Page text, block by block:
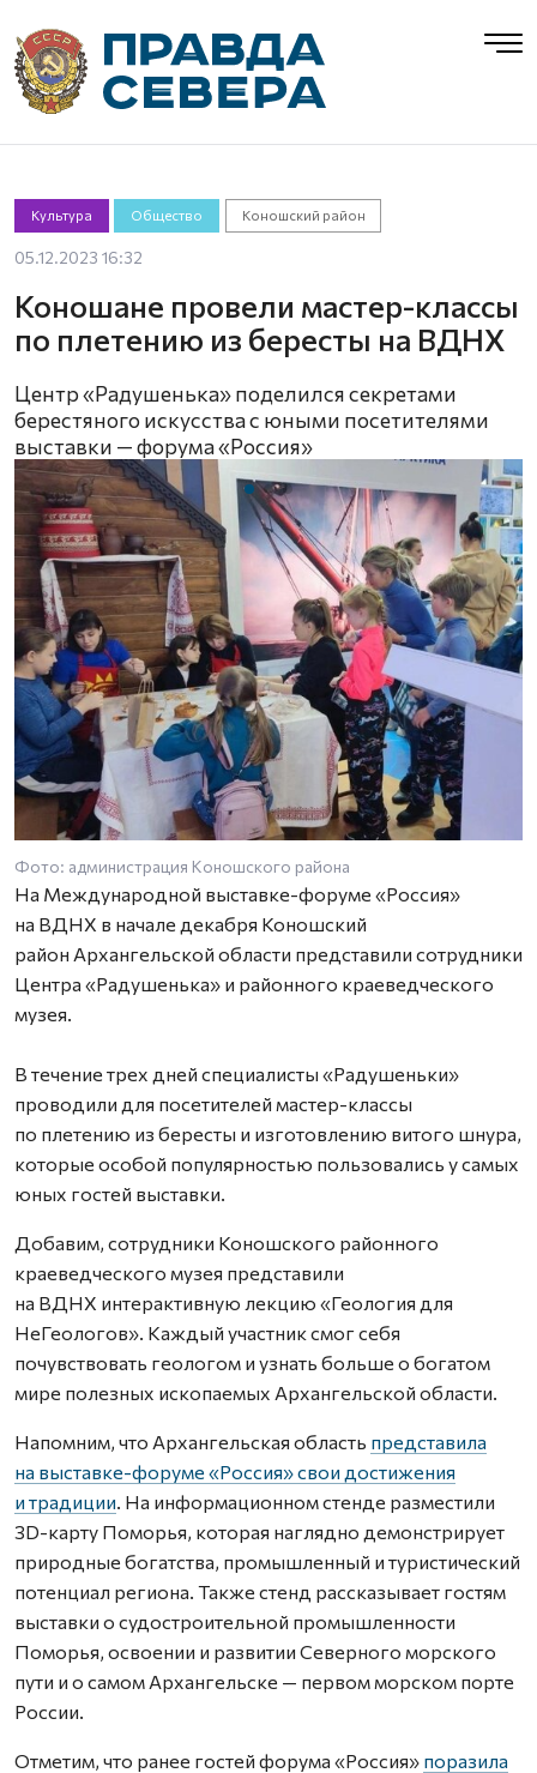
Культура Общество Коношский район
05.12.2023 16:32
Коношане провели мастер-классы
по плетению из бересты на ВДНХ
Центр «Радушенька» поделился секретами
берестяного искусства с юными посетителями
выставки — форума «Россия»
Фото: администрация Коношского района
На Международной выставке-форуме «Россия»
на ВДНХ в начале декабря Коношский
район Архангельской области представили сотрудники
Центра «Радушенька» и районного краеведческого
музея.
В течение трех дней специалисты «Радушеньки»
проводили для посетителей мастер-классы
по плетению из бересты и изготовлению витого шнура,
которые особой популярностью пользовались у самых
юных гостей выставки.
Добавим, сотрудники Коношского районного
краеведческого музея представили
на ВДНХ интерактивную лекцию «Геология для
НеГеологов». Каждый участник смог себя
почувствовать геологом и узнать больше о богатом
мире полезных ископаемых Архангельской области.
Напомним, что Архангельская область представила
на выставке-форуме «Россия» свои достижения
и традиции. На информационном стенде разместили
3D-карту Поморья, которая наглядно демонстрирует
природные богатства, промышленный и туристический
потенциал региона. Также стенд рассказывает гостям
выставки о судостроительной промышленности
Поморья, освоении и развитии Северного морского
пути и о самом Архангельске — первом морском порте
России.
Отметим, что ранее гостей форума «Россия» поразила